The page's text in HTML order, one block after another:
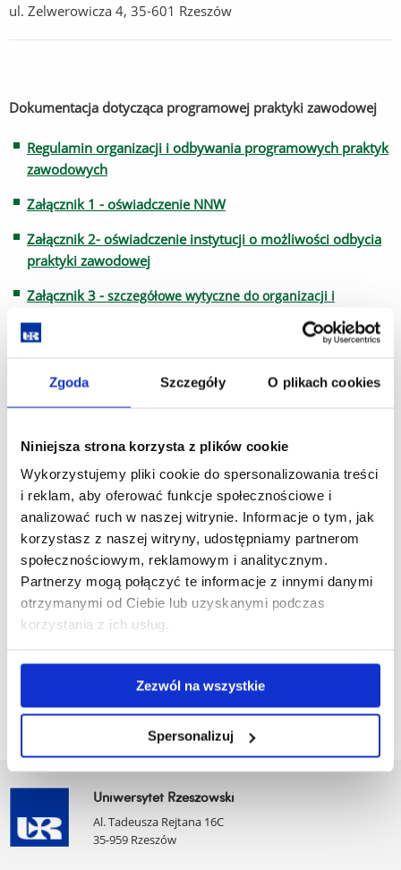
Zgoda Szczegóły O plikach cookies
Niniejsza strona korzysta z plików cookie
Wykorzystujemy pliki cookie do spersonalizowania treści
i reklam, aby oferować funkcje społecznościowe i
analizować ruch w naszej witrynie. Informacje o tym, jak
korzystasz z naszej witryny, udostępniamy partnerom
społecznościowym, reklamowym i analitycznym.
Partnerzy mogą połączyć te informacje z innymi danymi
otrzymanymi od Ciebie lub uzyskanymi podczas
korzystania z ich usług.
Zezwól na wszystkie
Spersonalizuj
ul. Zelwerowicza 4, 35-601 Rzeszów
Dokumentacja dotycząca programowej praktyki zawodowej
Regulamin organizacji i odbywania programowych praktyk
zawodowych
Załącznik 1 - oświadczenie NNW
Załącznik 2- oświadczenie instytucji o możliwości odbycia
praktyki zawodowej
Załącznik 3 - szczegółowe wytyczne do organizacji i
programowych praktyk zawodowych
Załącznik 5 - dziennik praktyk
Załącznik 7 - wzór wniosku
SYLABUS - Praktyka zawodowa - Rok akademicki
2022/2023
SYLABUS - Praktyka zawodowa - Rok akademicki
2023/2024
SYLABUS - Praktyka zawodowa - Rok akademicki
Uniwersytet Rzeszowski
Al. Tadeusza Rejtana 16C
35-959 Rzeszów